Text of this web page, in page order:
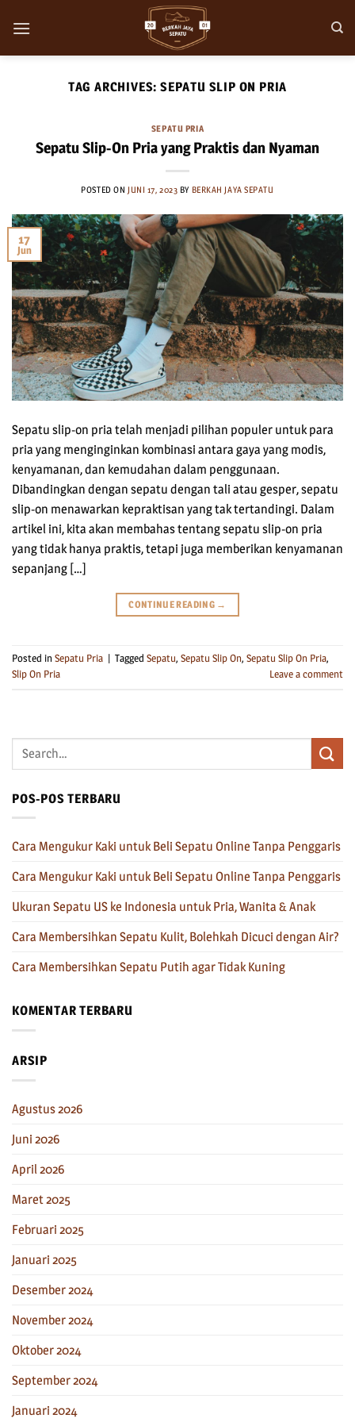
TAG ARCHIVES: SEPATU SLIP ON PRIA
SEPATU PRIA
Sepatu Slip-On Pria yang Praktis dan Nyaman
POSTED ON JUNI 17, 2023 BY BERKAH JAYA SEPATU
17
Jun
Sepatu slip-on pria telah menjadi pilihan populer untuk para
pria yang menginginkan kombinasi antara gaya yang modis,
kenyamanan, dan kemudahan dalam penggunaan.
Dibandingkan dengan sepatu dengan tali atau gesper, sepatu
slip-on menawarkan kepraktisan yang tak tertandingi. Dalam
artikel ini, kita akan membahas tentang sepatu slip-on pria
yang tidak hanya praktis, tetapi juga memberikan kenyamanan
sepanjang […]
CONTINUE READING →
Posted in Sepatu Pria | Tagged Sepatu, Sepatu Slip On, Sepatu Slip On Pria,
Slip On Pria
Leave a comment
POS-POS TERBARU
Cara Mengukur Kaki untuk Beli Sepatu Online Tanpa Penggaris
Cara Mengukur Kaki untuk Beli Sepatu Online Tanpa Penggaris
Ukuran Sepatu US ke Indonesia untuk Pria, Wanita & Anak
Cara Membersihkan Sepatu Kulit, Bolehkah Dicuci dengan Air?
Cara Membersihkan Sepatu Putih agar Tidak Kuning
KOMENTAR TERBARU
ARSIP
Agustus 2026
Juni 2026
April 2026
Maret 2025
Februari 2025
Januari 2025
Desember 2024
November 2024
Oktober 2024
September 2024
Januari 2024